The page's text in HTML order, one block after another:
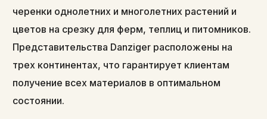
черенки однолетних и многолетних растений и
цветов на срезку для ферм, теплиц и питомников.
Представительства Danziger расположены на
трех континентах, что гарантирует клиентам
получение всех материалов в оптимальном
состоянии.